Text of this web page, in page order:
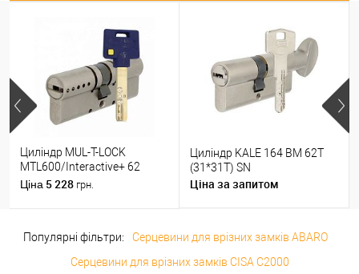
Циліндр MUL-T-LOCK
MTL600/Interactive+ 62
(31*31) нікель сатин
Ціна 5 228 грн.
Циліндр KALE 164 BM 62T
(31*31T) SN
Ціна за запитом
Популярні фільтри:
Серцевини для врізних замків ABARO
Серцевини для врізних замків CISA C2000